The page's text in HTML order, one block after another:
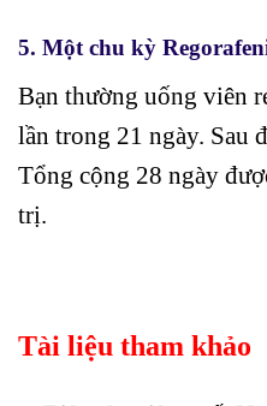
5. Một chu kỳ
Bạn thường uống viên
lần trong 21 ngày. Sau
Tổng cộng 28 ngày
trị.
Tài liệu tham khảo